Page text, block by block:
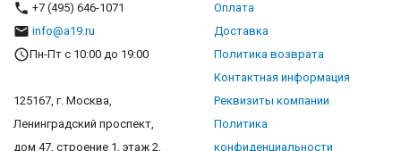
+7 (495) 646-1071
info@a19.ru
Пн-Пт с 10:00 до 19:00
125167, г. Москва,
Ленинградский проспект,
дом 47, строение 1, этаж 2,
Оплата
Доставка
Политика возврата
Контактная информация
Реквизиты компании
Политика
конфиденциальности